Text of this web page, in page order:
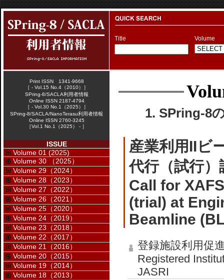
Title Volume
1. SPring-8
産業利用IIビ
代行（試行
Call for
(trial) at
Beamline
登録施設利用促
Registered
JASRI
Print ISSN 1341-9668
［ - Vol.15 No.4（2010）］
SPring-8/SACLA利用者情報
Online ISSN 2187-4794
［ - Vol.30 No.1（2025）］
SPring-8/SACLA/NanoTerasu利用者情報
Online ISSN 2760-3245
［Vol.1 No.1（2025） - ］
ISSUE
Volume 01 (2025)
Volume 30 （2025）
Volume 29（2024）
Volume 28（2023）
Volume 27（2022）
Volume 26（2021）
Volume 25（2020）
Volume 24（2019）
Volume 23（2018）
Volume 22（2017）
Volume 21（2016）
Volume 20（2015）
Volume 19（2014）
Volume 18（2013）